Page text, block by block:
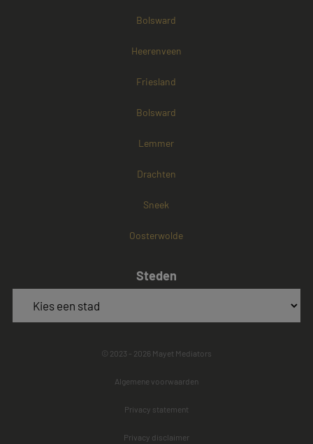
Bolsward
Heerenveen
Friesland
Bolsward
Lemmer
Drachten
Sneek
Oosterwolde
Steden
© 2023 - 2026 Mayet Mediators
Algemene voorwaarden
Privacy statement
Privacy disclaimer